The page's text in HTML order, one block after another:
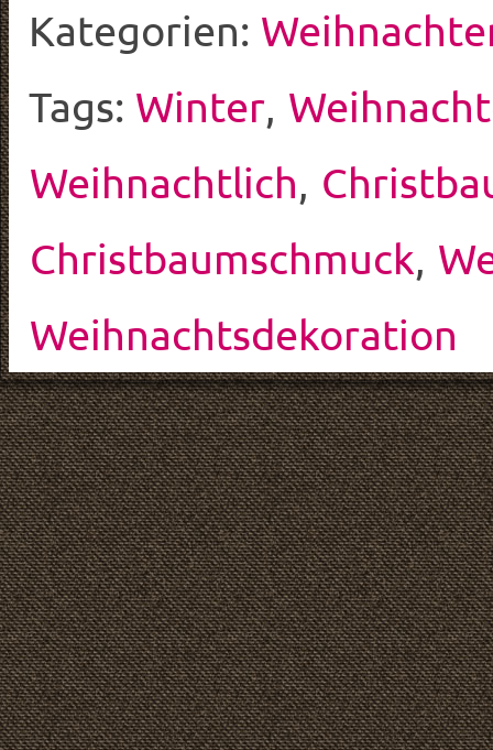
Kategorien:
Tags: Winter,
Weihnachtlich,
Christbaumschmuck,
Weihnachtsdekoration